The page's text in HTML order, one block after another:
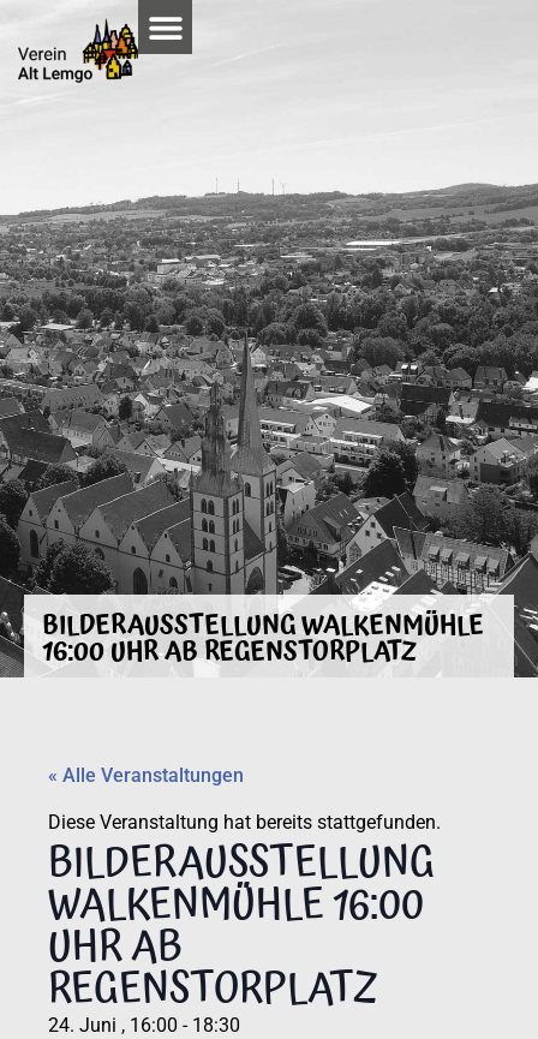
BILDERAUSSTELLUNG WALKENMÜHLE
16:00 UHR AB REGENSTORPLATZ
« Alle Veranstaltungen
Diese Veranstaltung hat bereits stattgefunden.
BILDERAUSSTELLUNG
WALKENMÜHLE 16:00
UHR AB
REGENSTORPLATZ
24. Juni , 16:00 - 18:30